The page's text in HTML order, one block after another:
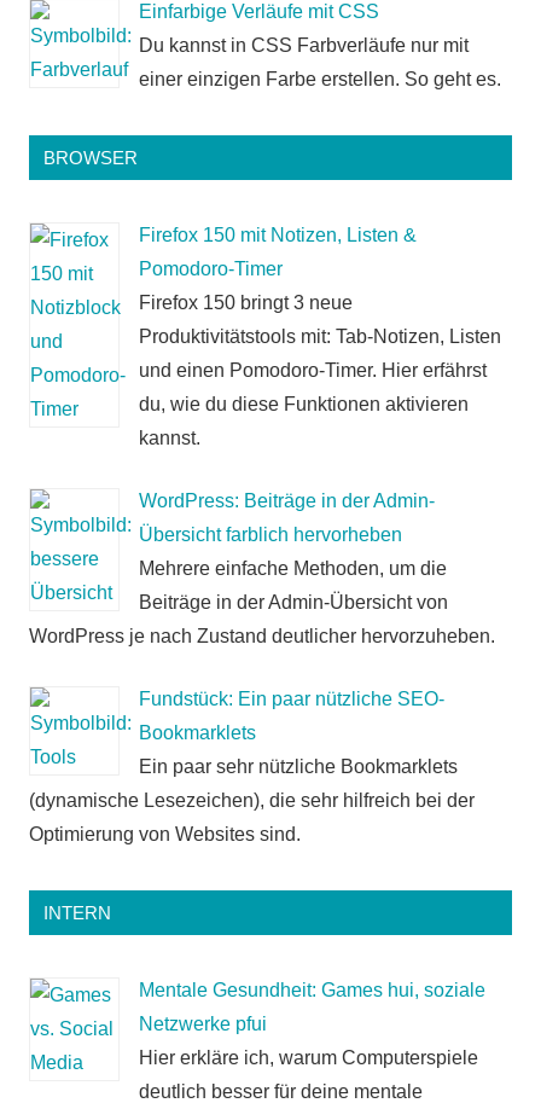
Einfarbige Verläufe mit CSS
Du kannst in CSS Farbverläufe nur mit
einer einzigen Farbe erstellen. So geht es.
BROWSER
Firefox 150 mit Notizen, Listen &
Pomodoro-Timer
Firefox 150 bringt 3 neue
Produktivitätstools mit: Tab-Notizen, Listen
und einen Pomodoro-Timer. Hier erfährst
du, wie du diese Funktionen aktivieren
kannst.
WordPress: Beiträge in der Admin-
Übersicht farblich hervorheben
Mehrere einfache Methoden, um die
Beiträge in der Admin-Übersicht von
WordPress je nach Zustand deutlicher hervorzuheben.
Fundstück: Ein paar nützliche SEO-
Bookmarklets
Ein paar sehr nützliche Bookmarklets
(dynamische Lesezeichen), die sehr hilfreich bei der
Optimierung von Websites sind.
INTERN
Mentale Gesundheit: Games hui, soziale
Netzwerke pfui
Hier erkläre ich, warum Computerspiele
deutlich besser für deine mentale